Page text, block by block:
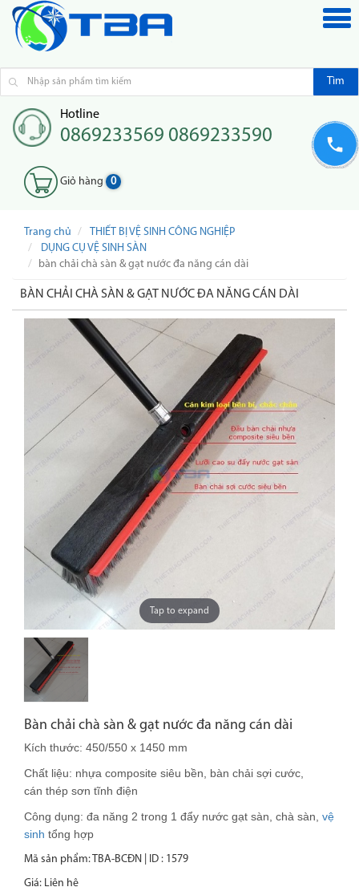
Tìm
Hotline
0869233569 0869233590
Giỏ hàng 0
Trang chủ
THIẾT BỊ VỆ SINH CÔNG NGHIỆP
DỤNG CỤ VỆ SINH SÀN
bàn chải chà sàn & gạt nước đa năng cán dài
BÀN CHẢI CHÀ SÀN & GẠT NƯỚC ĐA NĂNG CÁN DÀI
Tap to expand
Bàn chải chà sàn & gạt nước đa năng cán dài
Kích thước: 450/550 x 1450 mm
Chất liệu: nhựa composite siêu bền , bàn chải sợi cước,
cán thép sơn tĩnh điện
Công dụng: đa năng 2 trong 1 đẩy nước gạt sàn, chà sàn, vệ
sinh tổng hợp
Mã sản phẩm: TBA-BCĐN | ID : 1579
Giá: Liên hệ